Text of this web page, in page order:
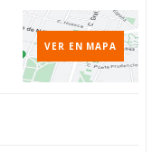
VER EN MAPA